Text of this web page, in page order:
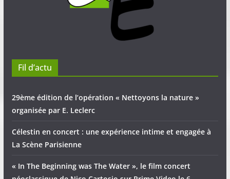
Fil d’actu
29ème édition de l’opération « Nettoyons la nature »
organisée par E. Leclerc
Célestin en concert : une expérience intime et engagée à
La Scène Parisienne
« In The Beginning was The Water », le film concert